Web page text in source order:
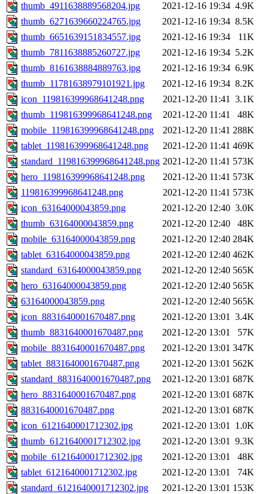
thumb_4911638889568204.jpg
2021-12-16 19:34 4.9K
thumb_6271639660224765.jpg
2021-12-16 19:34 8.5K
thumb_6651639151834557.jpg
2021-12-16 19:34
11K
thumb_7811638885260727.jpg
2021-12-16 19:34 5.2K
thumb_8161638884889763.jpg
2021-12-16 19:34 6.9K
thumb_11781638979101921.jpg
2021-12-16 19:34 8.2K
icon_119816399968641248.png
2021-12-20 11:41 3.1K
thumb_119816399968641248.png
2021-12-20 11:41
48K
mobile_119816399968641248.png
2021-12-20 11:41 288K
tablet_119816399968641248.png
2021-12-20 11:41 469K
standard_119816399968641248.png 2021-12-20 11:41 573K
hero_119816399968641248.png
2021-12-20 11:41 573K
119816399968641248.png
2021-12-20 11:41 573K
icon_63164000043859.png
2021-12-20 12:40 3.0K
thumb_63164000043859.png
2021-12-20 12:40
48K
mobile_63164000043859.png
2021-12-20 12:40 284K
tablet_63164000043859.png
2021-12-20 12:40 462K
standard_63164000043859.png
2021-12-20 12:40 565K
hero_63164000043859.png
2021-12-20 12:40 565K
63164000043859.png
2021-12-20 12:40 565K
icon_8831640001670487.png
2021-12-20 13:01 3.4K
thumb_8831640001670487.png
2021-12-20 13:01
57K
mobile_8831640001670487.png
2021-12-20 13:01 347K
tablet_8831640001670487.png
2021-12-20 13:01 562K
standard_8831640001670487.png
2021-12-20 13:01 687K
hero_8831640001670487.png
2021-12-20 13:01 687K
8831640001670487.png
2021-12-20 13:01 687K
icon_6121640001712302.jpg
2021-12-20 13:01 1.0K
thumb_6121640001712302.jpg
2021-12-20 13:01 9.3K
mobile_6121640001712302.jpg
2021-12-20 13:01
48K
tablet_6121640001712302.jpg
2021-12-20 13:01
74K
standard_6121640001712302.jpg
2021-12-20 13:01 153K